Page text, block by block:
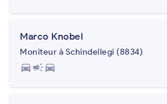
Marco Knobel
Moniteur à Schindellegi (8834)
directions_carcampaigndirections_car